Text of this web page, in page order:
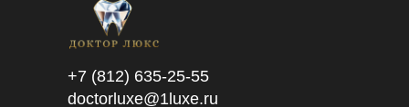
+7 (812) 635-25-55
doctorluxe@1luxe.ru